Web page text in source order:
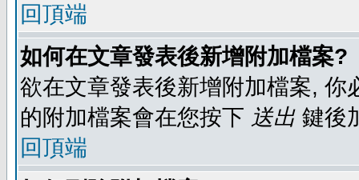
回頂端
如何在文章發表後新增附加檔案?
欲在文章發表後新增附加檔案,
的附加檔案會在您按下 送出 鍵後
回頂端